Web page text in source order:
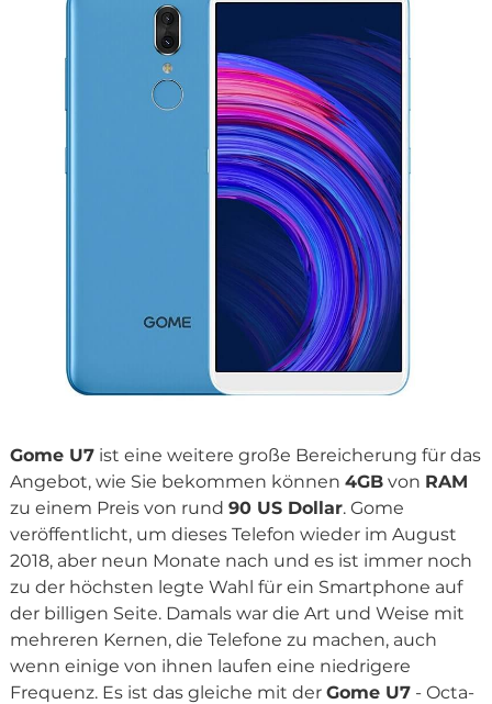
Gome U7ist eine weitere große Bereicherung für das
Angebot, wie Sie bekommen können 4GBvon RAM
zu einem Preis von rund 90 US Dollar. Gome
veröffentlicht, um dieses Telefon wieder im August
2018, aber neun Monate nach und es ist immer noch
zu der höchsten legte Wahl für ein Smartphone auf
der billigen Seite. Damals war die Art und Weise mit
mehreren Kernen, die Telefone zu machen, auch
wenn einige von ihnen laufen eine niedrigere
Frequenz. Es ist das gleiche mit der Gome U7- Octa-